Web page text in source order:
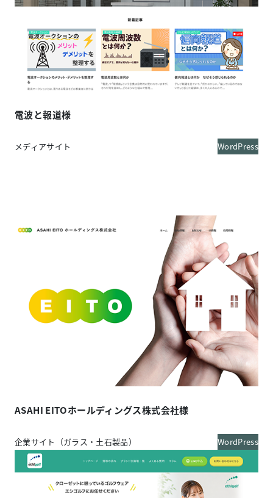
電波と報道様
メディアサイト WordPress
ASAHI EITOホールディングス株式会社様
企業サイト（ガラス・土石製品） WordPress